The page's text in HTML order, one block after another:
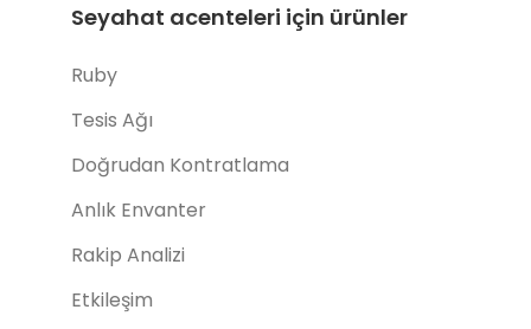
Seyahat acenteleri için ürünler
Ruby
Tesis Ağı
Doğrudan Kontratlama
Anlık Envanter
Rakip Analizi
Etkileşim